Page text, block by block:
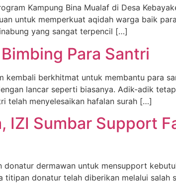
Kampung Bina Mualaf di Desa
untuk memperkuat aqidah warga baik
yang sangat terpencil […]
Para Santri
kembali berkhitmat untuk membantu para
lancar seperti biasanya. Adik-adik
telah menyelesaikan hafalan surah […]
IZI Sumbar Support
donatur dermawan untuk mensupport
donatur telah diberikan melalui salah